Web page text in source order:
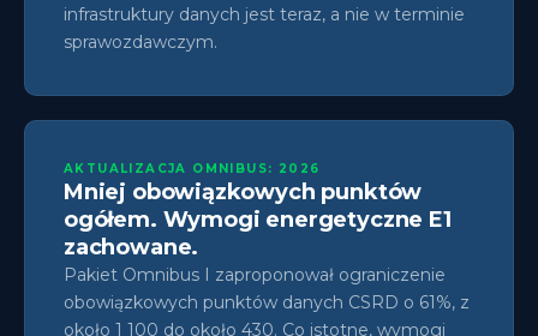
infrastruktury danych jest teraz, a nie w terminie
sprawozdawczym.
AKTUALIZACJA OMNIBUS: 2026
Mniej obowiązkowych punktów
ogółem. Wymogi energetyczne E1
zachowane.
Pakiet Omnibus I zaproponował ograniczenie
obowiązkowych punktów danych CSRD o 61%, z
około 1 100 do około 430. Co istotne, wymogi